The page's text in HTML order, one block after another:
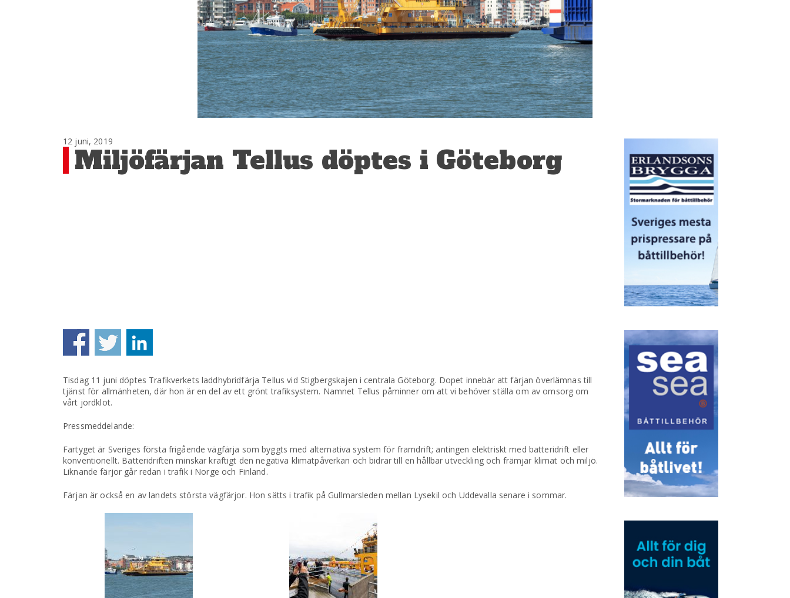
12 juni, 2019
Miljöfärjan Tellus döptes i Göteborg
Tisdag 11 juni döptes Trafikverkets laddhybridfärja Tellus vid Stigbergskajen i centrala Göteborg. Dopet innebär att färjan överlämnas till
tjänst för allmänheten, där hon är en del av ett grönt trafiksystem. Namnet Tellus påminner om att vi behöver ställa om av omsorg om
vårt jordklot.
Pressmeddelande:
Fartyget är Sveriges första frigående vägfärja som byggts med alternativa system för framdrift; antingen elektriskt med batteridrift eller
konventionellt. Batteridriften minskar kraftigt den negativa klimatpåverkan och bidrar till en hållbar utveckling och främjar klimat och miljö.
Liknande färjor går redan i trafik i Norge och Finland.
Färjan är också en av landets största vägfärjor. Hon sätts i trafik på Gullmarsleden mellan Lysekil och Uddevalla senare i sommar.